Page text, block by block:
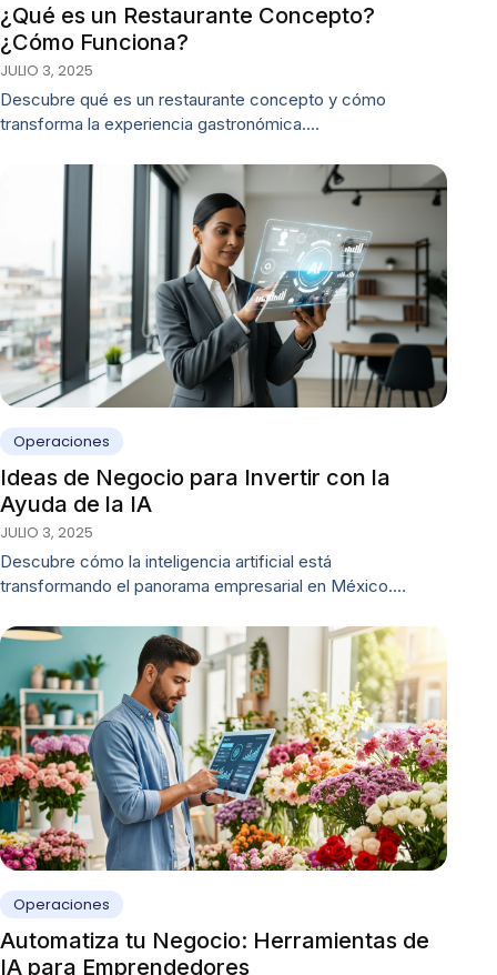
¿Qué es un Restaurante Concepto?
¿Cómo Funciona?
JULIO 3, 2025
Descubre qué es un restaurante concepto y cómo
transforma la experiencia gastronómica.…
Operaciones
Ideas de Negocio para Invertir con la
Ayuda de la IA
JULIO 3, 2025
Descubre cómo la inteligencia artificial está
transformando el panorama empresarial en México.…
Operaciones
Automatiza tu Negocio: Herramientas de
IA para Emprendedores